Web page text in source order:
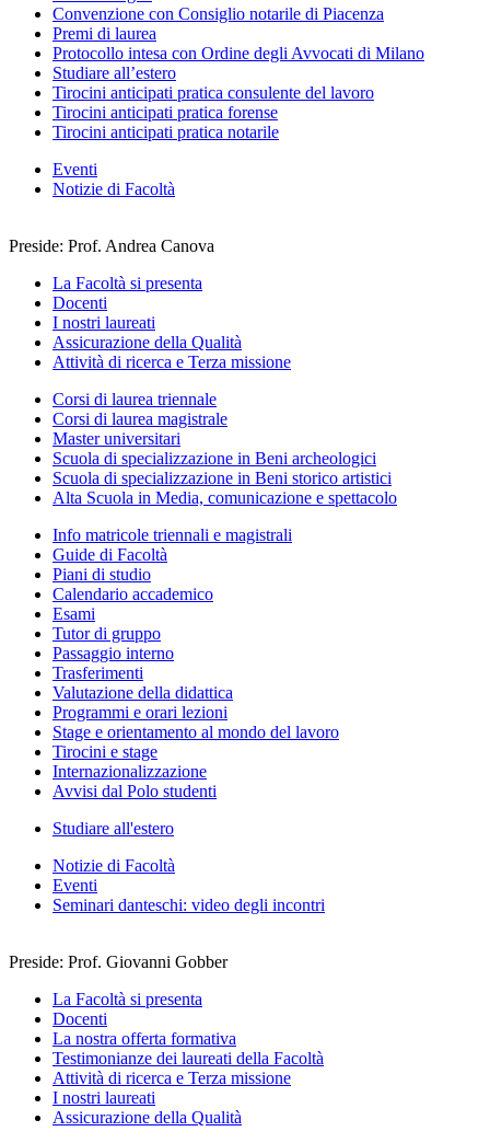
Convenzione con Consiglio notarile di Piacenza
Premi di laurea
Protocollo intesa con Ordine degli Avvocati di Milano
Studiare all’estero
Tirocini anticipati pratica consulente del lavoro
Tirocini anticipati pratica forense
Tirocini anticipati pratica notarile
Eventi
Notizie di Facoltà
Preside: Prof. Andrea Canova
La Facoltà si presenta
Docenti
I nostri laureati
Assicurazione della Qualità
Attività di ricerca e Terza missione
Corsi di laurea triennale
Corsi di laurea magistrale
Master universitari
Scuola di specializzazione in Beni archeologici
Scuola di specializzazione in Beni storico artistici
Alta Scuola in Media, comunicazione e spettacolo
Info matricole triennali e magistrali
Guide di Facoltà
Piani di studio
Calendario accademico
Esami
Tutor di gruppo
Passaggio interno
Trasferimenti
Valutazione della didattica
Programmi e orari lezioni
Stage e orientamento al mondo del lavoro
Tirocini e stage
Internazionalizzazione
Avvisi dal Polo studenti
Studiare all'estero
Notizie di Facoltà
Eventi
Seminari danteschi: video degli incontri
Preside: Prof. Giovanni Gobber
La Facoltà si presenta
Docenti
La nostra offerta formativa
Testimonianze dei laureati della Facoltà
Attività di ricerca e Terza missione
I nostri laureati
Assicurazione della Qualità